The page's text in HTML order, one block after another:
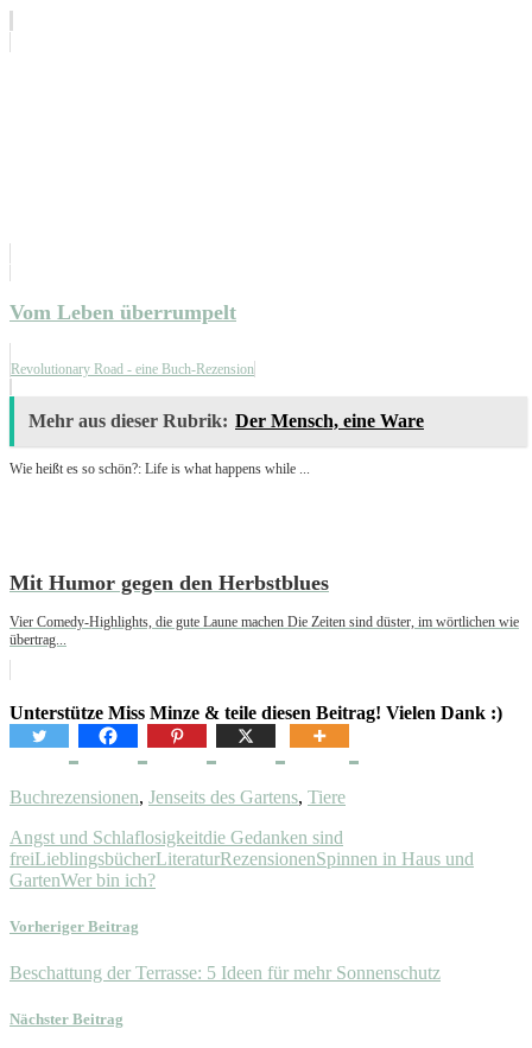
Vom Leben überrumpelt
Revolutionary Road - eine Buch-Rezension
Mehr aus dieser Rubrik: Der Mensch, eine Ware
Wie heißt es so schön?: Life is what happens while ...
Mit Humor gegen den Herbstblues
Vier Comedy-Highlights, die gute Laune machen Die Zeiten sind düster, im wörtlichen wie
übertrag...
Unterstütze Miss Minze & teile diesen Beitrag! Vielen Dank :)
Buchrezensionen, Jenseits des Gartens, Tiere
Angst und Schlaflosigkeitdie Gedanken sind
freiLieblingsbücherLiteraturRezensionenSpinnen in Haus und
GartenWer bin ich?
Vorheriger Beitrag
Beschattung der Terrasse: 5 Ideen für mehr Sonnenschutz
Nächster Beitrag